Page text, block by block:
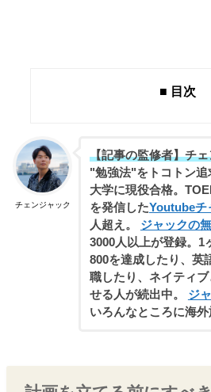
■ 目次
チェンジャック
【記事の監修者】チ
"勉強法"をトコトン
大学に現役合格。
を発信したYoutubeチ
人超え。 ジャックの
3000人以上が登録。1
800を達成したり、英
職したり、ネイティ
せる人が続出中。 ジ
いろんなところに海外